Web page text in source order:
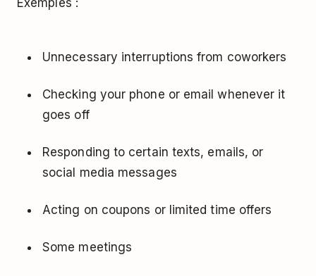
Unnecessary interruptions from coworkers
Checking your phone or email whenever it
goes off
Responding to certain texts, emails, or
social media messages
Acting on coupons or limited time offers
Some meetings